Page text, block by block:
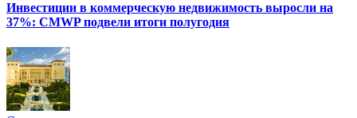
Инвестиции в коммерческую недвижимость выросли на
37%: CMWP подвели итоги полугодия